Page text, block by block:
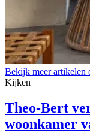
Bekijk meer artikelen
Kijken
Theo-Bert
woonkamer